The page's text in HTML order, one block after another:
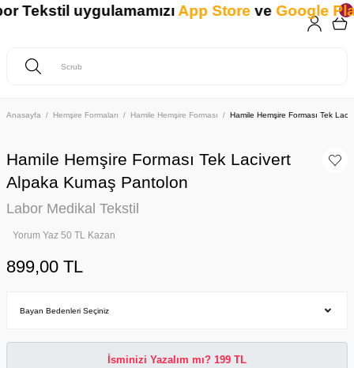
Anasayfa Hemşire Formaları Hamile Hemşire Forması Hamile Hemşire Forması Tek
Hamile Hemşire Forması Tek Lacivert
Alpaka Kumaş Pantolon
Labor Medikal Tekstil
Yorum Yaz 50 TL Kazan
899,00 TL
İsminizi Yazalım mı? 199 TL
Tekstil uygulamamızıApp StoreveGoogle Play